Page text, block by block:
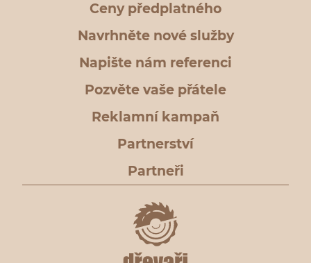
Ceny předplatného
Navrhněte nové služby
Napište nám referenci
Pozvěte vaše přátele
Reklamní kampaň
Partnerství
Partneři